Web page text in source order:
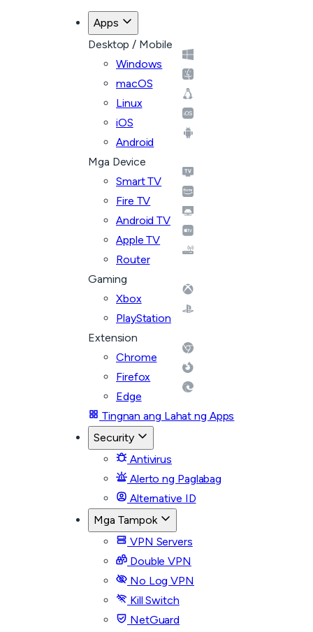
Apps
Desktop / Mobile
Windows
macOS
Linux
iOS
Android
Mga Device
Smart TV
Fire TV
Android TV
Apple TV
Router
Gaming
Xbox
PlayStation
Extension
Chrome
Firefox
Edge
Tingnan ang Lahat ng Apps
Security
Antivirus
Alerto ng Paglabag
Alternative ID
Mga Tampok
VPN Servers
Double VPN
No Log VPN
Kill Switch
NetGuard